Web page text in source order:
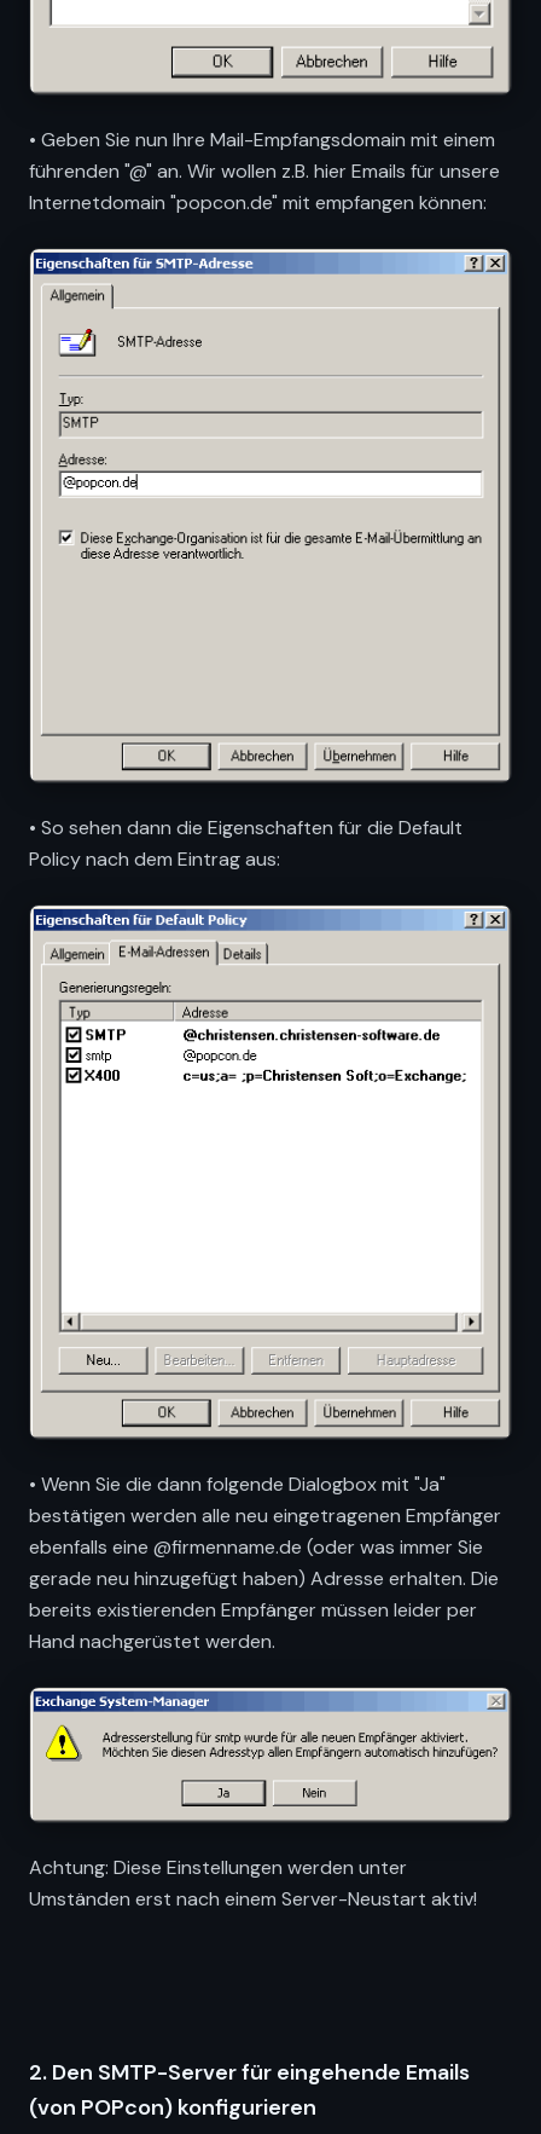
• Geben Sie nun Ihre Mail-Empfangsdomain mit einem
führenden "@" an. Wir wollen z.B. hier Emails für unsere
Internetdomain "popcon.de" mit empfangen können:
• So sehen dann die Eigenschaften für die Default
Policy nach dem Eintrag aus:
• Wenn Sie die dann folgende Dialogbox mit "Ja"
bestätigen werden alle neu eingetragenen Empfänger
ebenfalls eine @firmenname.de (oder was immer Sie
gerade neu hinzugefügt haben) Adresse erhalten. Die
bereits existierenden Empfänger müssen leider per
Hand nachgerüstet werden.
Achtung: Diese Einstellungen werden unter
Umständen erst nach einem Server-Neustart aktiv!
2. Den SMTP-Server für eingehende Emails
(von POPcon) konfigurieren